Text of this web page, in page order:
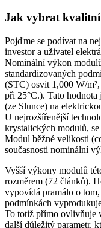
Jak vybrat
Pojďme se podívat na
investor a uživatel
Nominální výkon
standardizovaných
(STC) osvit 1,000 W/
při 25°C.). Tato hodnota
(ze Slunce) na
U nejrozšířenější
krystalických modulů,
Modul běžné velikosti
současnosti nominální
Vyšší výkony modulů
rozměrem (72 článků).
vypovídá pramálo o
podmínkách
To totiž přímo ovlivňuje
další důležitý parametr,